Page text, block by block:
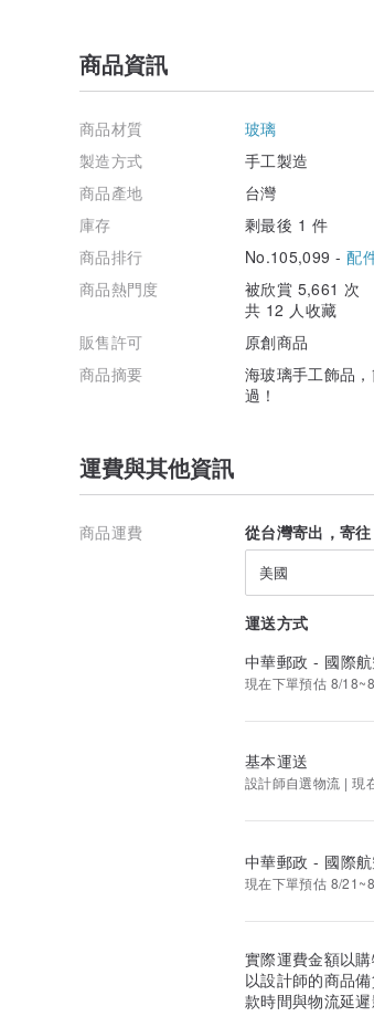
商品資訊
商品材質
玻璃
製造方式
手工製造
商品產地
台灣
庫存
剩最後 1 件
商品排行
No.105,099 -配
商品熱門度
被欣賞 5,661 次
共 12 人收藏
販售許可
原創商品
商品摘要
海玻璃手工飾品
過！
運費與其他資訊
商品運費 從台灣寄出，寄往
美國
運送方式
中華郵政 - 國際
現在下單預估 8/
基本運送
設計師自選物流 | 現
中華郵政 - 國際
現在下單預估 8/
實際運費金額以
以設計師的商品
款時間與物流延遲